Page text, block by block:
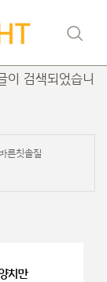
이 검색되었습니
른칫솔질
치만